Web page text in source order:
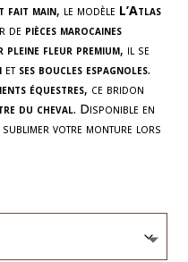
:
€
€
fait main, le modèle L’Atlas
de pièces marocaines
pleine fleur premium, il se
et ses boucles espagnoles.
équestres, ce bridon
du cheval. Disponible en
votre monture lors